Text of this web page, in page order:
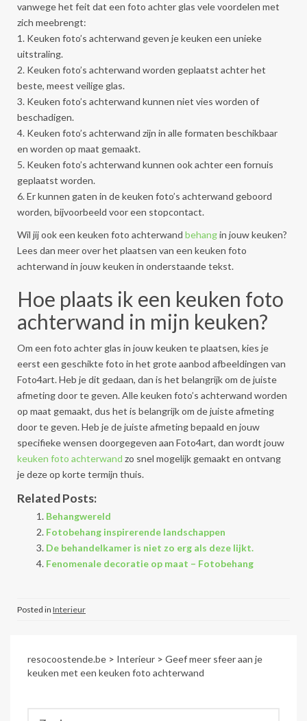
vanwege het feit dat een foto achter glas vele voordelen met
zich meebrengt:
1. Keuken foto’s achterwand geven je keuken een unieke
uitstraling.
2. Keuken foto’s achterwand worden geplaatst achter het
beste, meest veilige glas.
3. Keuken foto’s achterwand kunnen niet vies worden of
beschadigen.
4. Keuken foto’s achterwand zijn in alle formaten beschikbaar
en worden op maat gemaakt.
5. Keuken foto’s achterwand kunnen ook achter een fornuis
geplaatst worden.
6. Er kunnen gaten in de keuken foto’s achterwand geboord
worden, bijvoorbeeld voor een stopcontact.
Wil jij ook een keuken foto achterwand behangin jouw keuken?
Lees dan meer over het plaatsen van een keuken foto
achterwand in jouw keuken in onderstaande tekst.
Hoe plaats ik een keuken foto
achterwand in mijn keuken?
Om een foto achter glas in jouw keuken te plaatsen, kies je
eerst een geschikte foto in het grote aanbod afbeeldingen van
Foto4art. Heb je dit gedaan, dan is het belangrijk om de juiste
afmeting door te geven. Alle keuken foto’s achterwand worden
op maat gemaakt, dus het is belangrijk om de juiste afmeting
door te geven. Heb je de juiste afmeting bepaald en jouw
specifieke wensen doorgegeven aan Foto4art, dan wordt jouw
keuken foto achterwand zo snel mogelijk gemaakt en ontvang
je deze op korte termijn thuis.
Related Posts:
Behangwereld
Fotobehang inspirerende landschappen
De behandelkamer is niet zo erg als deze lijkt.
Fenomenale decoratie op maat – Fotobehang
Posted in Interieur
resocoostende.be > Interieur > Geef meer sfeer aan je
keuken met een keuken foto achterwand